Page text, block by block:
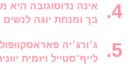
אינה נדוסוגובה היא
בך ומנחת יוגה לנשים
ג׳ורג׳יה
לייף־סטייל ויזמית